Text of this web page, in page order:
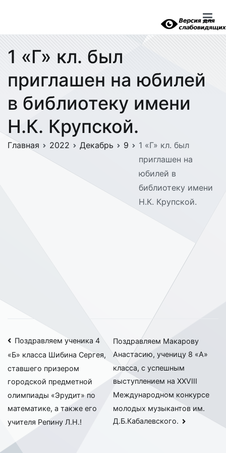
1 «Г» кл. был
приглашен на юбилей
в библиотеку имени
Н.К. Крупской.
Главная 2022 Декабрь 9
1 «Г» кл. был
приглашен на
юбилей в
библиотеку имени
Н.К. Крупской.
Навигация
по
записям
Поздравляем ученика 4
«Б» класса Шибина Сергея,
ставшего призером
городской предметной
олимпиады «Эрудит» по
математике, а также его
учителя Репину Л.Н.!
Поздравляем Макарову
Анастасию, ученицу 8 «А»
класса, с успешным
выступлением на XXVIII
Международном конкурсе
молодых музыкантов им.
Д.Б.Кабалевского.